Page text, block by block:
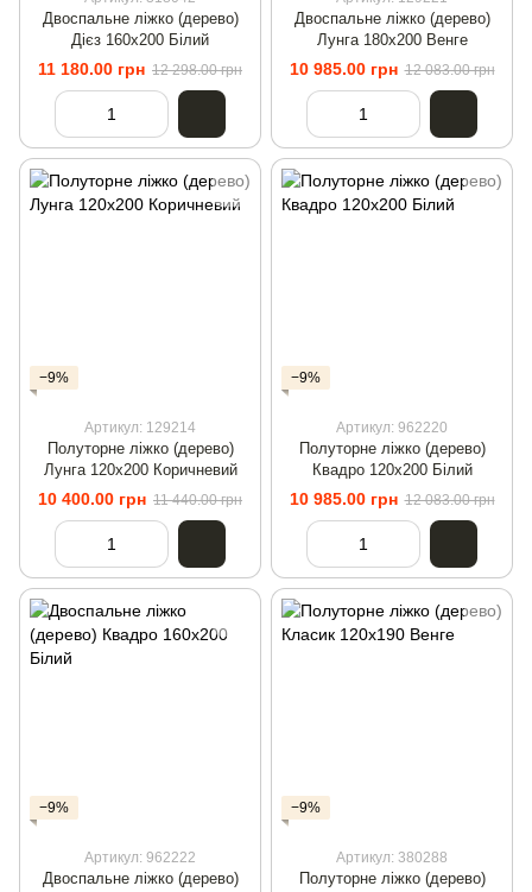
Двоспальне ліжко (дерево)
Дієз 160х200 Білий
11 180.00 грн 12 298.00 грн
Двоспальне ліжко (дерево)
Лунга 180х200 Венге
10 985.00 грн 12 083.00 грн
−9%
Артикул: 129214
Полуторне ліжко (дерево)
Лунга 120х200 Коричневий
10 400.00 грн 11 440.00 грн
−9%
Артикул: 962220
Полуторне ліжко (дерево)
Квадро 120х200 Білий
10 985.00 грн 12 083.00 грн
−9%
Артикул: 962222
Двоспальне ліжко (дерево)
−9%
Артикул: 380288
Полуторне ліжко (дерево)